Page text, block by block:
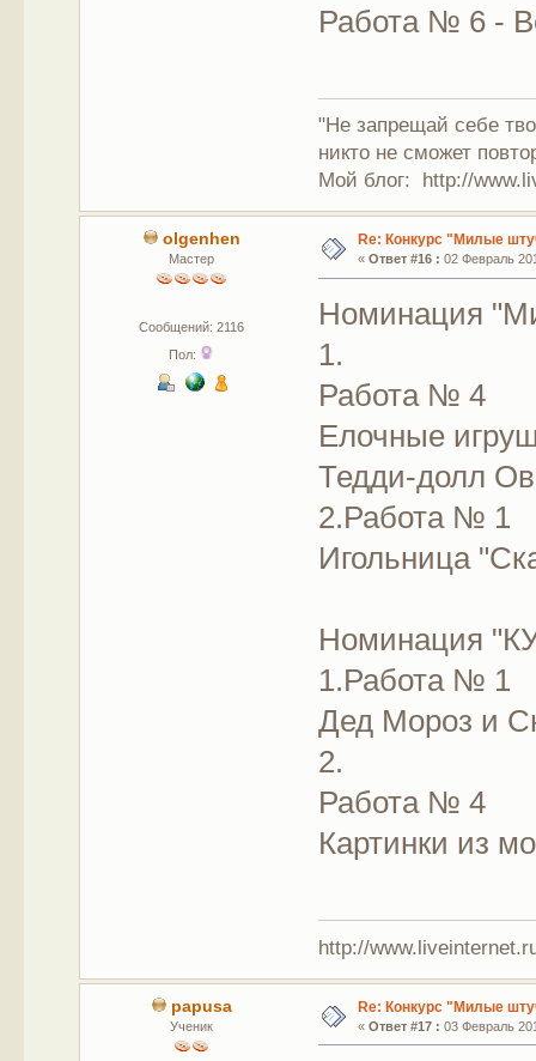
Работа № 6 -
"Не запрещай себе
никто не сможет
Мой блог: http://
olgenhen
Мастер
Сообщений: 2116
Пол:
Re: Конкурс "Милые
« Ответ #16 : 02 Февраль
Номинация
1.
Работа № 4
Елочные
Тедди-долл
2.Работа № 1
Игольница
Номинация
1.Работа № 1
Дед Мороз и
2.
Работа № 4
Картинки из
http://
papusa
Ученик
Re: Конкурс "Милые
« Ответ #17 : 03 Февраль